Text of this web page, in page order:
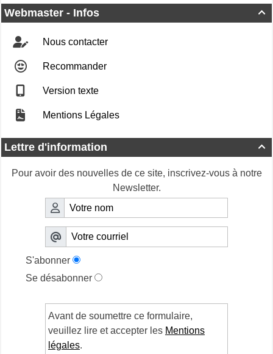

Webmaster - Infos
Nous contacter
Recommander
Version texte
Mentions Légales

Lettre d'information
Pour avoir des nouvelles de ce site, inscrivez-vous à notre
Newsletter.
S'abonner
Se désabonner
Avant de soumettre ce formulaire,
veuillez lire et accepter les Mentions
légales.